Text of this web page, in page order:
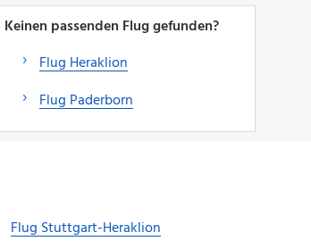
Keinen passenden Flug gefunden?
Flug Heraklion
Flug Paderborn
Flug Stuttgart-Heraklion